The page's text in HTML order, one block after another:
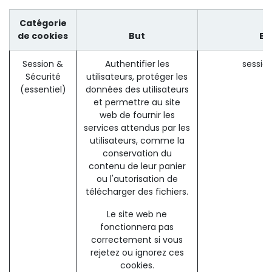
Catégorie
de cookies
But
Session &
Sécurité
(essentiel)
Authentifier les
utilisateurs, protéger les
données des utilisateurs
et permettre au site
web de fournir les
services attendus par les
utilisateurs, comme la
conservation du
contenu de leur panier
ou l'autorisation de
télécharger des fichiers.
Le site web ne
fonctionnera pas
correctement si vous
rejetez ou ignorez ces
cookies.